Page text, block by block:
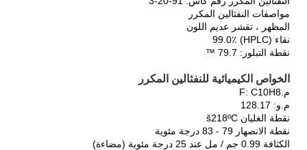
مواصفات النفثالين المكرر
المظهر ، تقشر عديم اللون
نقاء (HPLC) 99.0٪
نقطة التبلور: 79.7 ™
الخواص الكيميائية للنفثالين المكرر
م. F: C10H8
م.و: 128.17
نقطة الغليان š218ºC
نقطة الانصهار 79 - 83 درجة مئوية
الكثافة 0.99 جم / مل عند 25 درجة مئوية (مضاءة)